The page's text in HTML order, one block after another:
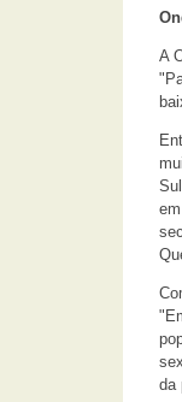
A
da